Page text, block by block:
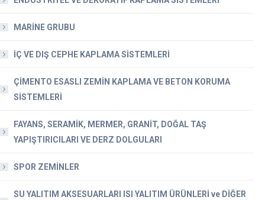
MARİNE GRUBU
İÇ VE DIŞ CEPHE KAPLAMA SİSTEMLERİ
ÇİMENTO ESASLI ZEMİN KAPLAMA VE BETON KORUMA
SİSTEMLERİ
FAYANS, SERAMİK, MERMER, GRANİT, DOĞAL TAŞ
YAPIŞTIRICILARI VE DERZ DOLGULARI
SPOR ZEMİNLER
SU YALITIM AKSESUARLARI ISI YALITIM ÜRÜNLERİ ve DİĞER